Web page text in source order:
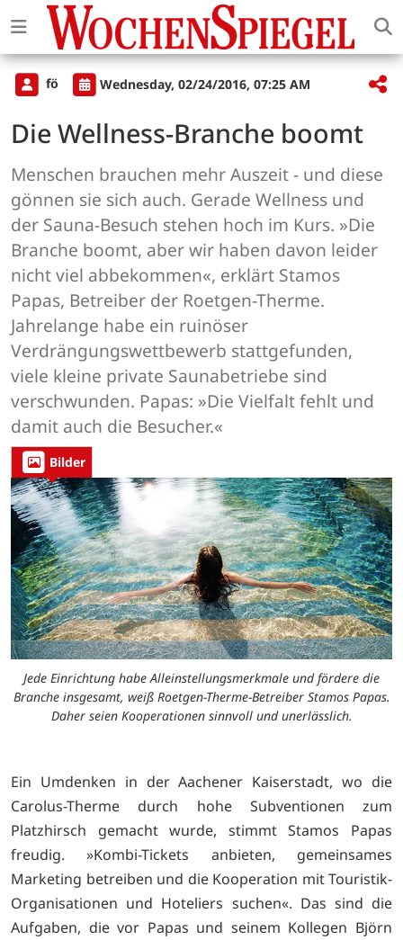
fö Wednesday, 02/24/2016, 07:25 AM
Die Wellness-Branche boomt
Menschen brauchen mehr Auszeit - und diese
gönnen sie sich auch. Gerade Wellness und
der Sauna-Besuch stehen hoch im Kurs. »Die
Branche boomt, aber wir haben davon leider
nicht viel abbekommen«, erklärt Stamos
Papas, Betreiber der Roetgen-Therme.
Jahrelange habe ein ruinöser
Verdrängungswettbewerb stattgefunden,
viele kleine private Saunabetriebe sind
verschwunden. Papas: »Die Vielfalt fehlt und
damit auch die Besucher.«
Bilder
Jede Einrichtung habe Alleinstellungsmerkmale und fördere die
Branche insgesamt, weiß Roetgen-Therme-Betreiber Stamos Papas.
Daher seien Kooperationen sinnvoll und unerlässlich.
Ein Umdenken in der Aachener Kaiserstadt, wo die
Carolus-Therme durch hohe Subventionen zum
Platzhirsch gemacht wurde, stimmt Stamos Papas
freudig. »Kombi-Tickets anbieten, gemeinsames
Marketing betreiben und die Kooperation mit Touristik-
Organisationen und Hoteliers suchen«. Das sind die
Aufgaben, die vor Papas und seinem Kollegen Björn